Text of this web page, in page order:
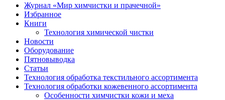
Журнал «Мир химчистки и прачечной»
Избранное
Книги
Технология химической чистки
Новости
Оборудование
Пятновыводка
Статьи
Технология обработка текстильного ассортимента
Технология обработки кожевенного ассортимента
Особенности химчистки кожи и меха